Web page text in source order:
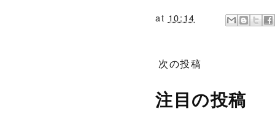
at 10:14
次の投稿
注目の投稿